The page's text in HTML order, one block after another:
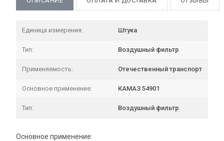
Единица измерения: Штука
Тип: Воздушный фильтр
Применяемость: Отечественный транспорт
Основное применение: КАМАЗ 54901
Тип: Воздушный фильтр
Основное применение: